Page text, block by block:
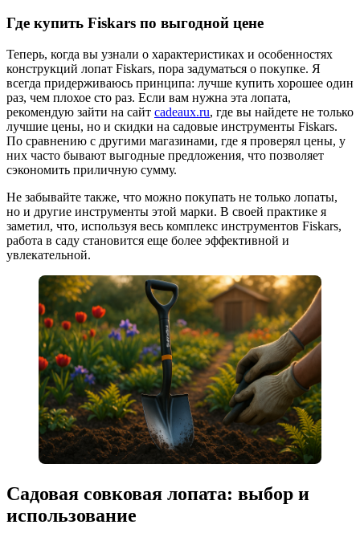
Где купить Fiskars по выгодной цене
Теперь, когда вы узнали о характеристиках и особенностях
конструкций лопат Fiskars, пора задуматься о покупке. Я
всегда придерживаюсь принципа: лучше купить хорошее один
раз, чем плохое сто раз. Если вам нужна эта лопата,
рекомендую зайти на сайт cadeaux.ru, где вы найдете не только
лучшие цены, но и скидки на садовые инструменты Fiskars.
По сравнению с другими магазинами, где я проверял цены, у
них часто бывают выгодные предложения, что позволяет
сэкономить приличную сумму.
Не забывайте также, что можно покупать не только лопаты,
но и другие инструменты этой марки. В своей практике я
заметил, что, используя весь комплекс инструментов Fiskars,
работа в саду становится еще более эффективной и
увлекательной.
Садовая совковая лопата: выбор и
использование